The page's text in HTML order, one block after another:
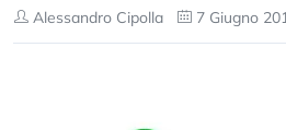
Alessandro Cipolla 7 Giugno